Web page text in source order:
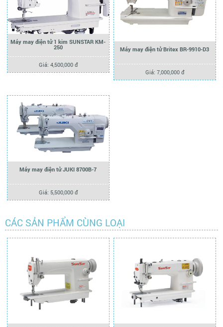
Máy may điện tử 1 kim SUNSTAR KM-
250
Giá: 4,500,000 đ
Máy may điện tử Britex BR-9910-D3
Giá: 7,000,000 đ
Máy may điện tử JUKI 8700B-7
Giá: 5,500,000 đ
CÁC SẢN PHẨM CÙNG LOẠI